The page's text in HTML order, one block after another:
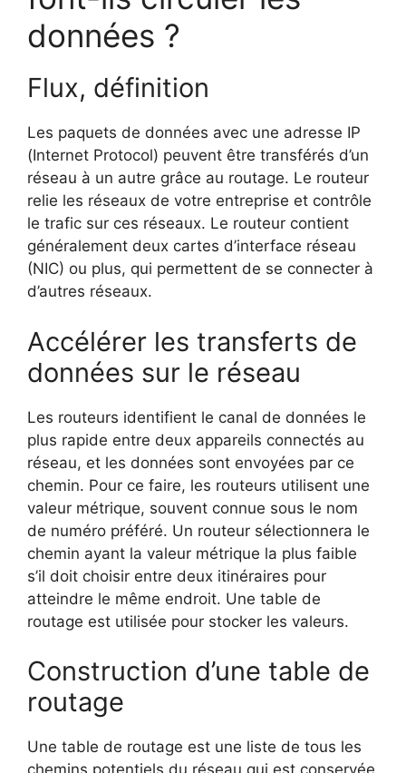
données ?
Flux, définition
Les paquets de données avec une adresse IP
(Internet Protocol) peuvent être transférés d’un
réseau à un autre grâce au routage. Le routeur
relie les réseaux de votre entreprise et contrôle
le trafic sur ces réseaux. Le routeur contient
généralement deux cartes d’interface réseau
(NIC) ou plus, qui permettent de se connecter à
d’autres réseaux.
Accélérer les transferts de
données sur le réseau
Les routeurs identifient le canal de données le
plus rapide entre deux appareils connectés au
réseau, et les données sont envoyées par ce
chemin. Pour ce faire, les routeurs utilisent une
valeur métrique, souvent connue sous le nom
de numéro préféré. Un routeur sélectionnera le
chemin ayant la valeur métrique la plus faible
s’il doit choisir entre deux itinéraires pour
atteindre le même endroit. Une table de
routage est utilisée pour stocker les valeurs.
Construction d’une table de
routage
Une table de routage est une liste de tous les